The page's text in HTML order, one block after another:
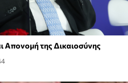
Απονομή της Δικαιοσύνης